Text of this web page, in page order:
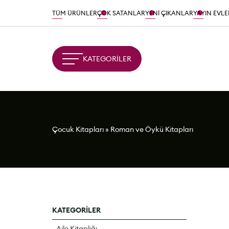
TÜM ÜRÜNLERÇOK SATANLARYENİ ÇIKANLARYAYIN
KATEGORİLER
Çocuk Kitapları» Roman ve Öykü Kitapları
KATEGORİLER